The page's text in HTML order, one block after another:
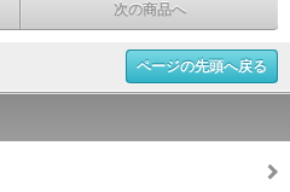
次の商品へ
ページの先頭へ戻る